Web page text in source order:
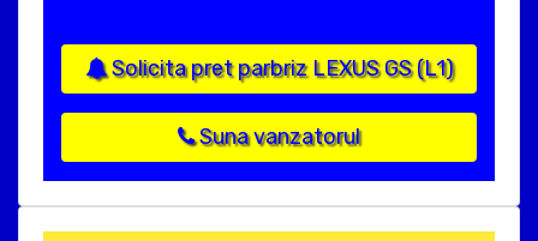
Solicita pret parbriz LEXUS GS (L1)
Suna vanzatorul